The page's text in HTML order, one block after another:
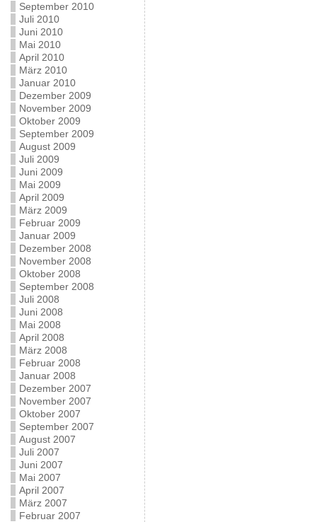
September 2010
Juli 2010
Juni 2010
Mai 2010
April 2010
März 2010
Januar 2010
Dezember 2009
November 2009
Oktober 2009
September 2009
August 2009
Juli 2009
Juni 2009
Mai 2009
April 2009
März 2009
Februar 2009
Januar 2009
Dezember 2008
November 2008
Oktober 2008
September 2008
Juli 2008
Juni 2008
Mai 2008
April 2008
März 2008
Februar 2008
Januar 2008
Dezember 2007
November 2007
Oktober 2007
September 2007
August 2007
Juli 2007
Juni 2007
Mai 2007
April 2007
März 2007
Februar 2007